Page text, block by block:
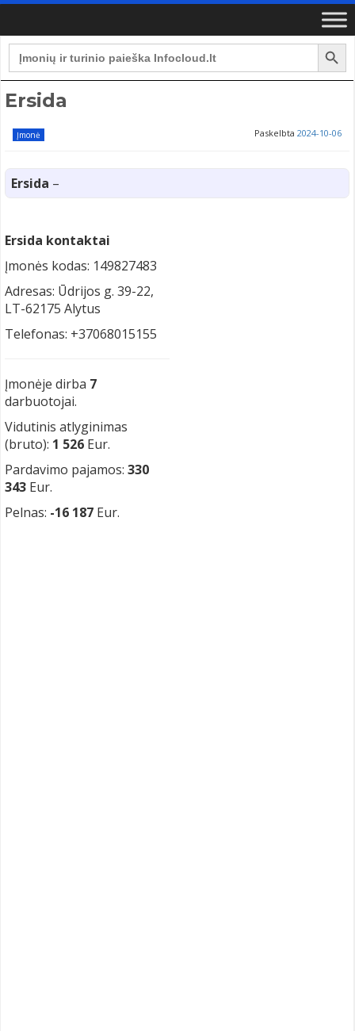
Search
for:
Search Button
Ersida
Įmonė Paskelbta 2024-10-06
Ersida –
Ersida kontaktai
Įmonės kodas: 149827483
Adresas: Ūdrijos g. 39-22,
LT-62175 Alytus
Telefonas: +37068015155
Įmonėje dirba 7
darbuotojai.
Vidutinis atlyginimas
(bruto): 1 526 Eur.
Pardavimo pajamos: 330
343 Eur.
Pelnas: -16 187 Eur.